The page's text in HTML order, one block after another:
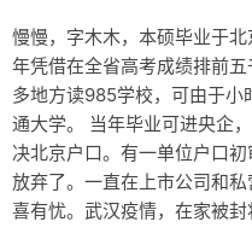
慢慢，字木木，本硕毕业于
年凭借在全省高考成绩排前
多地方读985学校，可由于小
通大学。 当年毕业可进央企
决北京户口。有一单位户口
放弃了。一直在上市公司和
喜有忧。武汉疫情，在家被